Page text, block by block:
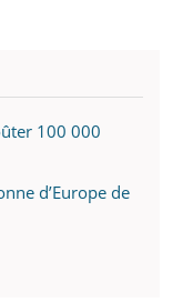
100 000
d’Europe de